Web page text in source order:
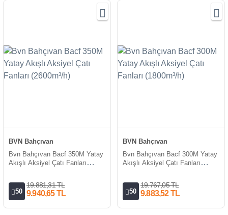
BVN Bahçıvan
Bvn Bahçıvan Bacf 350M Yatay
Akışlı Aksiyel Çatı Fanları
50
19.881,31 TL
9.940,65 TL
BVN Bahçıvan
Bvn Bahçıvan Bacf 300M Yatay
Akışlı Aksiyel Çatı Fanları
50
19.767,05 TL
9.883,52 TL